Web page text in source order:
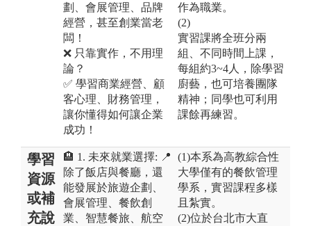
劃、會展管理、品牌
經營，甚至創業當老
闆！
❌ 只靠實作，不用理
論？
✅ 學習商業經營、顧
客心理、財務管理，
讓你懂得如何讓企業
成功！
作為職業。
(2)
實習課將全班分兩
組、不同時間上課，
每組約3~4人，除學習
廚藝，也可培養團隊
精神；同學也可利用
課餘再練習。
學習
資源
或補
充說
🏨 1. 未來就業選擇: 📍
除了飯店與餐廳，還
能發展於旅遊企劃、
會展管理、餐飲創
業、智慧餐旅、航空
(1)本系為高教綜合性
大學僅有的餐飲管理
學系，實習課程多樣
且紮實。
(2)位於台北市大直